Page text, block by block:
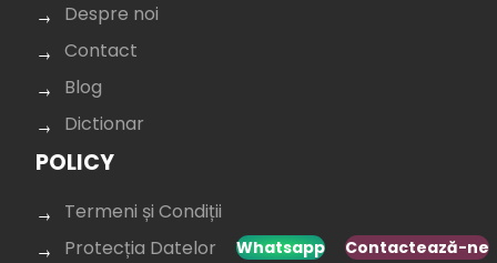
Whatsapp Contactează-ne
Despre noi
Contact
Blog
Dictionar
POLICY
Termeni și Condiții
Protecția Datelor